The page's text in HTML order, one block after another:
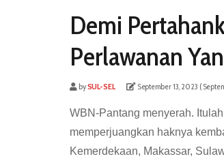
Demi
Perlawanan
bySUL-SEL September 13, 2023 (
WBN-Pantang menyerah.
memperjuangkan haknya
Kemerdekaan, Makassar,